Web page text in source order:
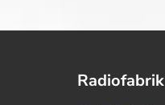
Radiofabrik